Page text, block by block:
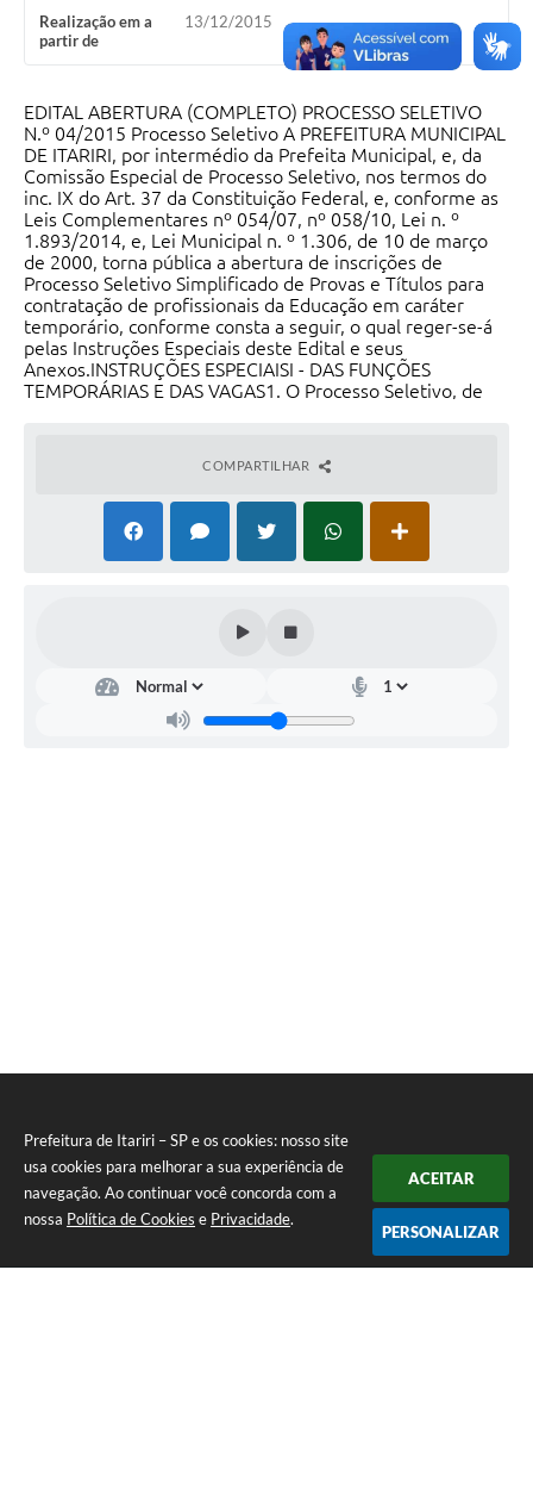
Prefeitura de Itariri – SP e os cookies: nosso site
usa cookies para melhorar a sua experiência de
navegação. Ao continuar você concorda com a
nossa Política de Cookies e Privacidade.
ACEITAR
PERSONALIZAR
Realização em a
partir de
13/12/2015
EDITAL ABERTURA (COMPLETO) PROCESSO SELETIVO
N.º 04/2015 Processo Seletivo A PREFEITURA MUNICIPAL
DE ITARIRI, por intermédio da Prefeita Municipal, e, da
Comissão Especial de Processo Seletivo, nos termos do
inc. IX do Art. 37 da Constituição Federal, e, conforme as
Leis Complementares nº 054/07, nº 058/10, Lei n. º
1.893/2014, e, Lei Municipal n. º 1.306, de 10 de março
de 2000, torna pública a abertura de inscrições de
Processo Seletivo Simplificado de Provas e Títulos para
contratação de profissionais da Educação em caráter
temporário, conforme consta a seguir, o qual reger-se-á
pelas Instruções Especiais deste Edital e seus
Anexos.INSTRUÇÕES ESPECIAISI - DAS FUNÇÕES
TEMPORÁRIAS E DAS VAGAS1. O Processo Seletivo, de
educação, por 12 (doze) meses, podendo ser prorrogado,
a critério da administração, por igual período.2. As
Funções, número de vagas, vencimento, jornada semanal
de trabalho e requisitos exigidos são os estabelecidos na
tabela que segue:2.1. ENSINO SUPERIOR COMPLETO
(PROFESSOR TEMPORÁRIO)
COMPARTILHAR